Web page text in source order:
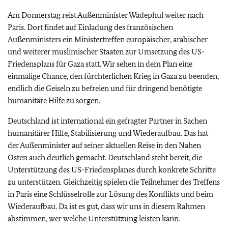
Am Donnerstag reist Außenminister Wadephul weiter nach
Paris. Dort findet auf Einladung des französischen
Außenministers ein Ministertreffen europäischer, arabischer
und weiterer muslimischer Staaten zur Umsetzung des US-
Friedensplans für Gaza statt. Wir sehen in dem Plan eine
einmalige Chance, den fürchterlichen Krieg in Gaza zu beenden,
endlich die Geiseln zu befreien und für dringend benötigte
humanitäre Hilfe zu sorgen.
Deutschland ist international ein gefragter Partner in Sachen
humanitärer Hilfe, Stabilisierung und Wiederaufbau. Das hat
der Außenminister auf seiner aktuellen Reise in den Nahen
Osten auch deutlich gemacht. Deutschland steht bereit, die
Unterstützung des US-Friedensplanes durch konkrete Schritte
zu unterstützen. Gleichzeitig spielen die Teilnehmer des Treffens
in Paris eine Schlüsselrolle zur Lösung des Konflikts und beim
Wiederaufbau. Da ist es gut, dass wir uns in diesem Rahmen
abstimmen, wer welche Unterstützung leisten kann.